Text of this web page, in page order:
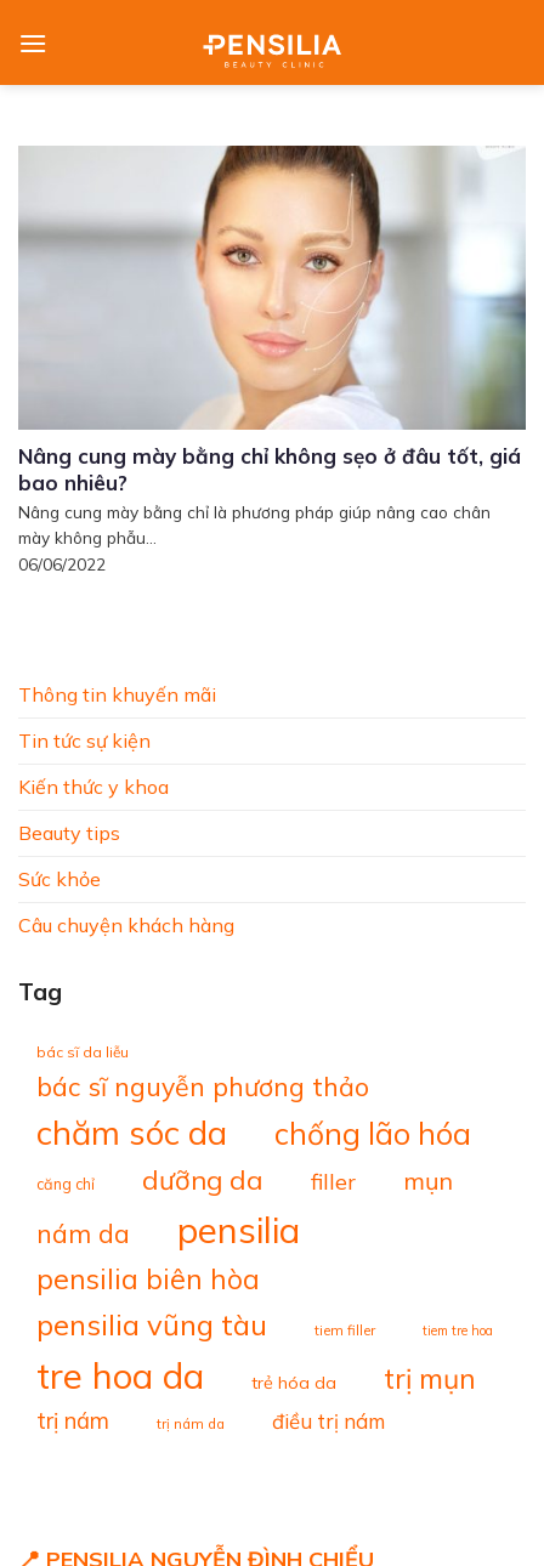
Thông tin khuyến mãi
Tin tức sự kiện
Kiến thức y khoa
Beauty tips
Sức khỏe
Câu chuyện khách hàng
Tag
bác sĩ da liễu
bác sĩ nguyễn phương thảo
chăm sóc da chống lão hóa
căng chỉ dưỡng da filler mụn
nám da pensilia
pensilia biên hòa
pensilia vũng tàu tiem filler tiem tre hoa
tre hoa da trẻ hóa da trị mụn
trị nám trị nám da điều trị nám
Nâng cung mày bằng chỉ không sẹo ở đâu tốt, giá
bao nhiêu?
Nâng cung mày bằng chỉ là phương pháp giúp nâng cao chân
mày không phẫu...
06/06/2022
📍 PENSILIA NGUYỄN ĐÌNH CHIỂU